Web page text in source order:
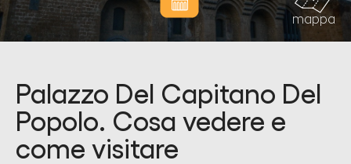
mappa
Palazzo Del Capitano Del
Popolo. Cosa vedere e
come visitare